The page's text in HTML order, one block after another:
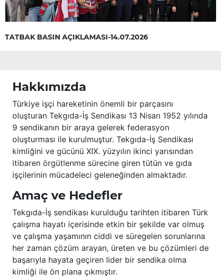
TATBAK BASIN AÇIKLAMASI-14.07.2026
Hakkımızda
Türkiye işçi hareketinin önemli bir parçasını
oluşturan Tekgıda-İş Sendikası 13 Nisan 1952 yılında
9 sendikanın bir araya gelerek federasyon
oluşturması ile kurulmuştur. Tekgıda-İş Sendikası
kimliğini ve gücünü XIX. yüzyılın ikinci yarısından
itibaren örgütlenme sürecine giren tütün ve gıda
işçilerinin mücadeleci geleneğinden almaktadır.
Amaç ve Hedefler
Tekgıda-İş sendikası kurulduğu tarihten itibaren Türk
çalışma hayatı içerisinde etkin bir şekilde var olmuş
ve çalışma yaşamının ciddi ve süregelen sorunlarına
her zaman çözüm arayan, üreten ve bu çözümleri de
başarıyla hayata geçiren lider bir sendika olma
kimliği ile ön plana çıkmıştır.